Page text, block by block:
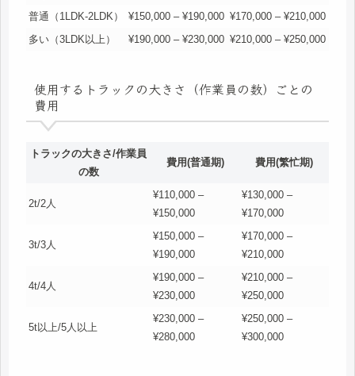
普通（1LDK-2LDK）
¥150,000 – ¥190,000 ¥170,000 – ¥210,000
多い（3LDK以上）
¥190,000 – ¥230,000 ¥210,000 – ¥250,000
使用するトラックの大きさ（作業員の数）ごとの
費用
トラックの大きさ/作業員
の数
費用(普通期) 費用(繁忙期)
2t/2人
¥110,000 –
¥150,000
¥130,000 –
¥170,000
3t/3人
¥150,000 –
¥190,000
¥170,000 –
¥210,000
4t/4人
¥190,000 –
¥230,000
¥210,000 –
¥250,000
5t以上/5人以上
¥230,000 –
¥280,000
¥250,000 –
¥300,000